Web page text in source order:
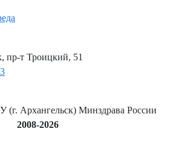
пр-т Троицкий, 51
Архангельск) Минздрава России
2008-2026